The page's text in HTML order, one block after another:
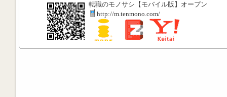
転職のモノサシ【モバイル版】オープン
http://m.tenmono.com/